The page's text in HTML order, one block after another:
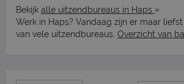
Bekijk alle uitzendbureaus in Haps »
Werk in Haps? Vandaag zijn er maar liefst
van vele uitzendbureaus. Overzicht van